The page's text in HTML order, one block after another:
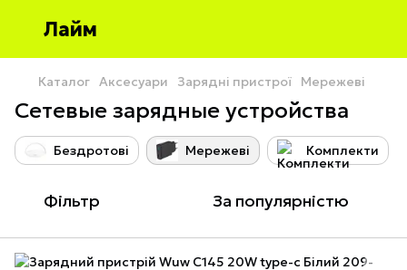
Лайм
Каталог Аксесуари Зарядні пристрої Мережеві
Сетевые зарядные устройства
Бездротові Мережеві Комплекти
Фільтр За популярністю